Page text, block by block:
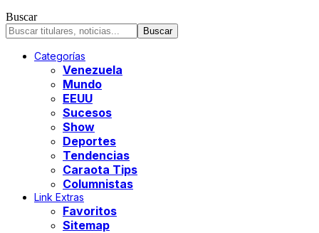
Buscar
Categorías
Venezuela
Mundo
EEUU
Sucesos
Show
Deportes
Tendencias
Caraota Tips
Columnistas
Link Extras
Favoritos
Sitemap